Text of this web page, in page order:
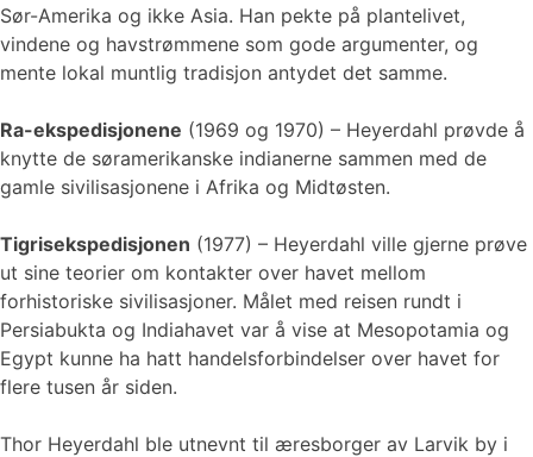
Sør-Amerika og ikke Asia. Han pekte på plantelivet,
vindene og havstrømmene som gode argumenter, og
mente lokal muntlig tradisjon antydet det samme.
Ra-ekspedisjonene (1969 og 1970) – Heyerdahl prøvde å
knytte de søramerikanske indianerne sammen med de
gamle sivilisasjonene i Afrika og Midtøsten.
Tigrisekspedisjonen (1977) – Heyerdahl ville gjerne prøve
ut sine teorier om kontakter over havet mellom
forhistoriske sivilisasjoner. Målet med reisen rundt i
Persiabukta og Indiahavet var å vise at Mesopotamia og
Egypt kunne ha hatt handelsforbindelser over havet for
flere tusen år siden.
Thor Heyerdahl ble utnevnt til æresborger av Larvik by i